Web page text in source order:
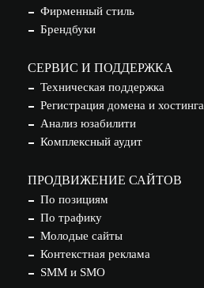
Фирменный стиль
Брендбуки
СЕРВИС И ПОДДЕРЖКА
Техническая поддержка
Регистрация домена и хостинга
Анализ юзабилити
Комплексный аудит
ПРОДВИЖЕНИЕ САЙТОВ
По позициям
По трафику
Молодые сайты
Контекстная реклама
SMM и SMO